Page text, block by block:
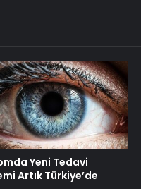
Yeni Tedavi
Artık Türkiye’de